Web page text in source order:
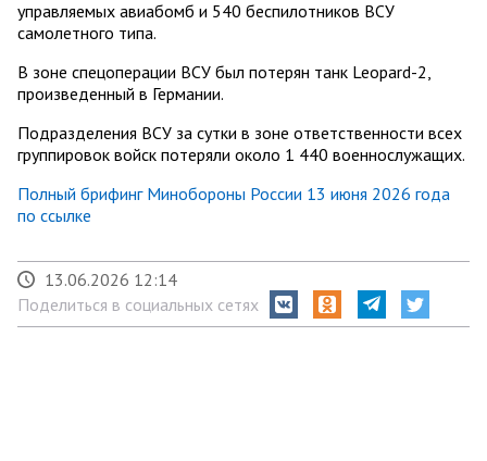
управляемых авиабомб и 540 беспилотников ВСУ
самолетного типа.
В зоне спецоперации ВСУ был потерян танк Leopard-2,
произведенный в Германии.
Подразделения ВСУ за сутки в зоне ответственности всех
группировок войск потеряли около 1 440 военнослужащих.
Полный брифинг Минобороны России 13 июня 2026 года
по ссылке
13.06.2026 12:14
Поделиться в социальных сетях